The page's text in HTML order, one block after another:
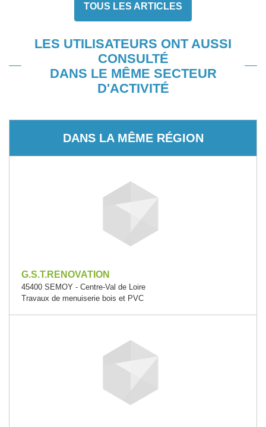
TOUS LES ARTICLES
LES UTILISATEURS ONT AUSSI
CONSULTÉ
DANS LE MÊME SECTEUR
D'ACTIVITÉ
DANS LA MÊME RÉGION
G.S.T.RENOVATION
45400 SEMOY - Centre-Val de Loire
Travaux de menuiserie bois et PVC